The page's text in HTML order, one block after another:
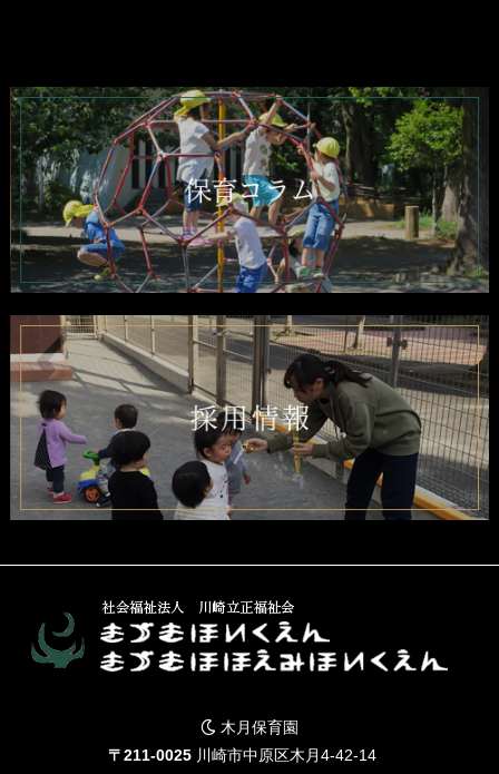
木月保育園
〒211-0025川崎市中原区木月4-42-14